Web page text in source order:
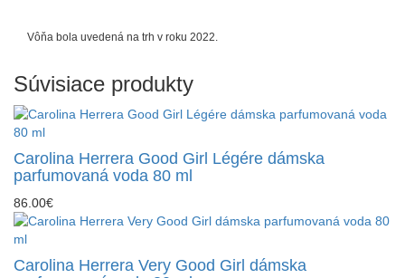
Vôňa bola uvedená na trh v roku 2022.
Súvisiace produkty
Carolina Herrera Good Girl Légére dámska
parfumovaná voda 80 ml
86.00€
Carolina Herrera Very Good Girl dámska